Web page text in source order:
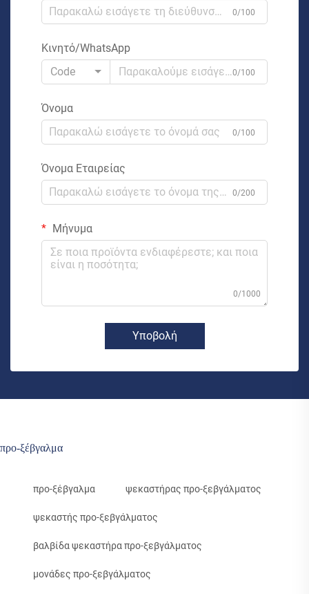
0/100
Κινητό/WhatsApp
Code
0/100
Όνομα
0/100
Όνομα Εταιρείας
0/200
Μήνυμα
0/1000
Υποβολή
προ-ξέβγαλμα
προ-ξέβγαλμα ψεκαστήρας προ-ξεβγάλματος
ψεκαστής προ-ξεβγάλματος
βαλβίδα ψεκαστήρα προ-ξεβγάλματος
μονάδες προ-ξεβγάλματος